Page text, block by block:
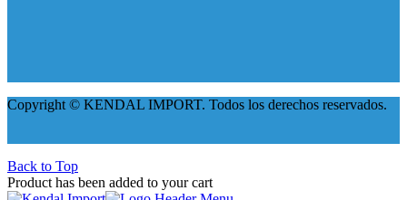
Copyright © KENDAL IMPORT. Todos los derechos reservados.
Back to Top
Product has been added to your cart